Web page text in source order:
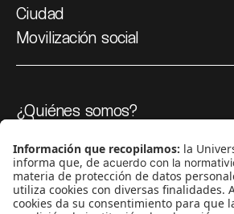
Ciudad
Movilización social
¿Quiénes somos?
Ediciones especiales
Proyectos 070